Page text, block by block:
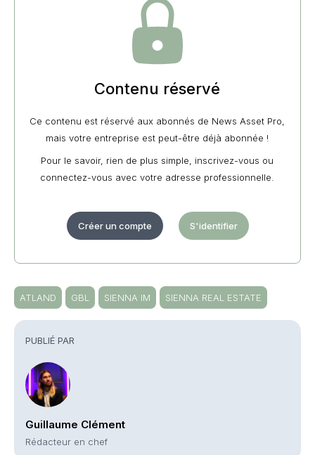
PUBLIÉ PAR
Guillaume Clément
Rédacteur en chef
Contenu réservé
Ce contenu est réservé aux abonnés de News Asset Pro,
mais votre entreprise est peut-être déjà abonnée !
Pour le savoir, rien de plus simple, inscrivez-vous ou
connectez-vous avec votre adresse professionnelle.
Créer un compte S'identifier
ATLAND GBL SIENNA IM SIENNA REAL ESTATE